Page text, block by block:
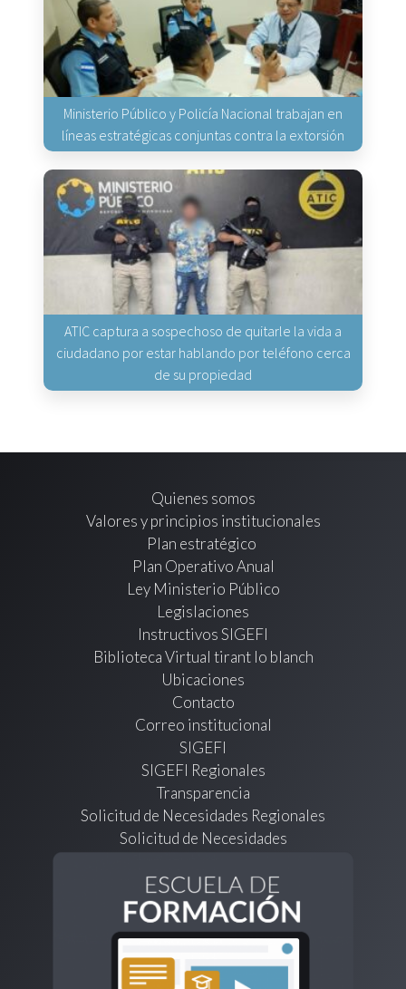
Ministerio Público y Policía Nacional trabajan en
líneas estratégicas conjuntas contra la extorsión
ATIC captura a sospechoso de quitarle la vida a
ciudadano por estar hablando por teléfono cerca
de su propiedad
Quienes somos
Valores y principios institucionales
Plan estratégico
Plan Operativo Anual
Ley Ministerio Público
Legislaciones
Instructivos SIGEFI
Biblioteca Virtual tirant lo blanch
Ubicaciones
Contacto
Correo institucional
SIGEFI
SIGEFI Regionales
Transparencia
Solicitud de Necesidades Regionales
Solicitud de Necesidades